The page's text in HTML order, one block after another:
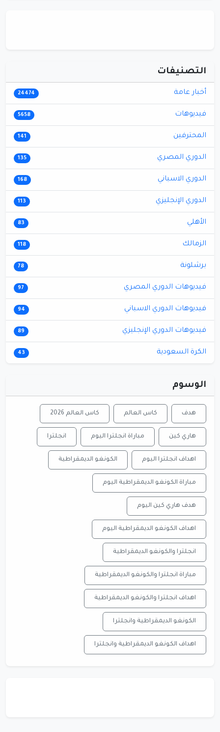
التصنيفات
أخبار عامة 24474
فيديوهات 5658
المحترفين 141
الدوري المصري 135
الدوري الاسباني 168
الدوري الإنجليزي 113
الأهلي 83
الزمالك 118
برشلونة 78
فيديوهات الدوري المصري 97
فيديوهات الدوري الاسباني 94
فيديوهات الدوري الإنجليزي 89
الكرة السعودية 43
الوسوم
هدف كاس العالم كاس العالم 2026
هاري كين مباراة انجلترا اليوم انجلترا
اهداف انجلترا اليوم الكونغو الديمقراطية
مباراة الكونغو الديمقراطية اليوم
هدف هاري كين اليوم
اهداف الكونغو الديمقراطية اليوم
انجلترا والكونغو الديمقراطية
مباراة انجلترا والكونغو الديمقراطية
اهداف انجلترا والكونغو الديمقراطية
الكونغو الديمقراطية وانجلترا
اهداف الكونغو الديمقراطية وانجلترا